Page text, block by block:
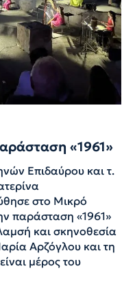
«1961»
Επιδαύρου και τ.
στο Μικρό
παράσταση «1961»
και σκηνοθεσία
Αρζόγλου και τη
μέρος του